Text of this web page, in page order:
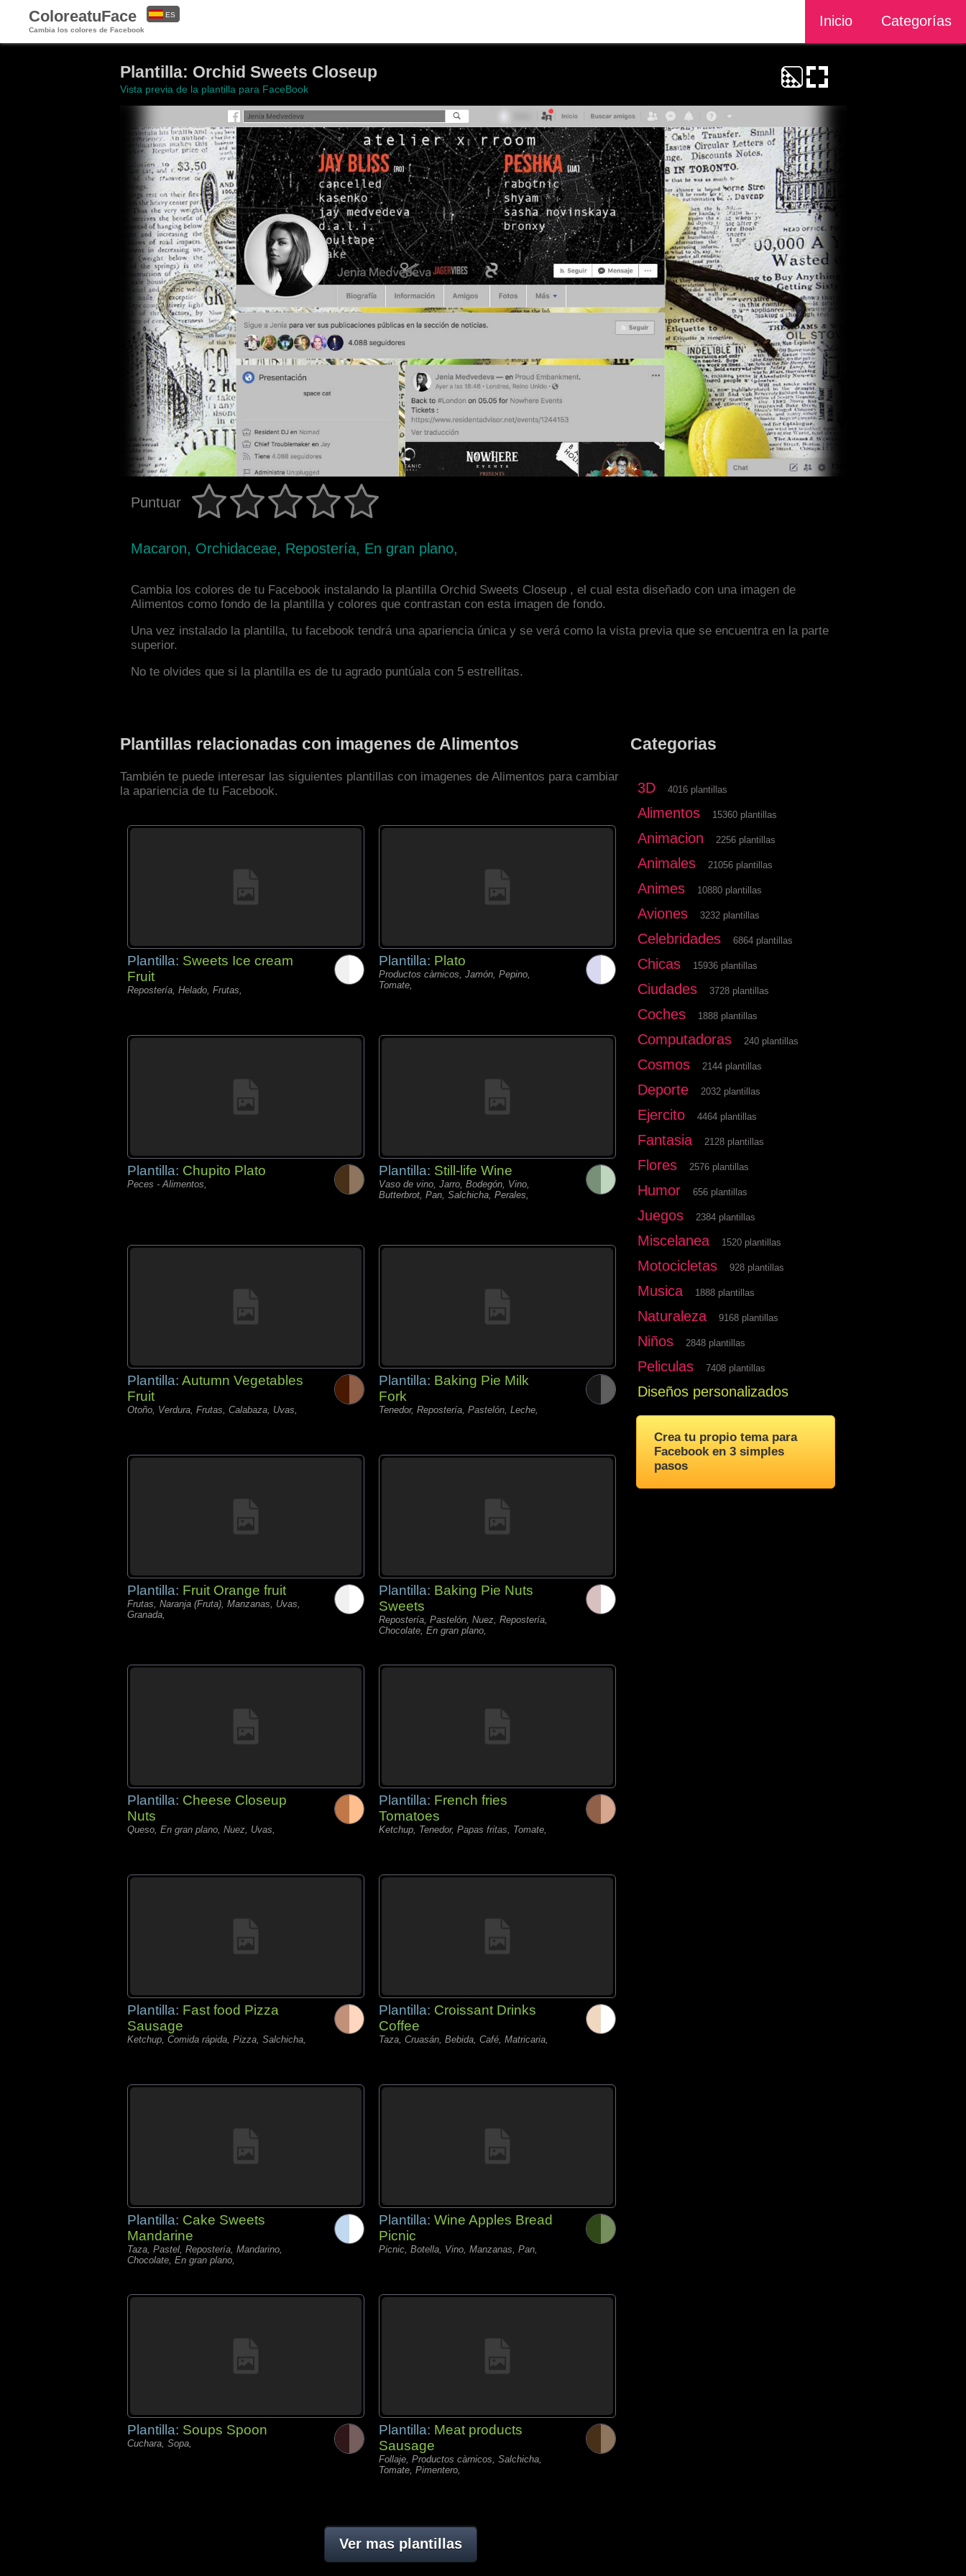
ColoreatuFace
Cambia los colores de Facebook
Inicio Categorías
ES
Plantilla: Orchid Sweets Closeup
Vista previa de la plantilla para FaceBook
Puntuar
Macaron, Orchidaceae, Repostería, En gran plano,
Cambia los colores de tu Facebook instalando la plantilla Orchid Sweets Closeup , el cual esta diseñado con una imagen de
Alimentos como fondo de la plantilla y colores que contrastan con esta imagen de fondo.
Una vez instalado la plantilla, tu facebook tendrá una apariencia única y se verá como la vista previa que se encuentra en la parte
superior.
No te olvides que si la plantilla es de tu agrado puntúala con 5 estrellitas.
Plantillas relacionadas con imagenes de Alimentos
También te puede interesar las siguientes plantillas con imagenes de Alimentos para cambiar
la apariencia de tu Facebook.
Plantilla: Sweets Ice cream
Fruit
Repostería, Helado, Frutas,
Plantilla: Plato
Productos càrnicos, Jamón, Pepino,
Tomate,
Plantilla: Chupito Plato
Peces - Alimentos,
Plantilla: Still-life Wine
Vaso de vino, Jarro, Bodegón, Vino,
Butterbrot, Pan, Salchicha, Perales,
Plantilla: Autumn Vegetables
Fruit
Otoño, Verdura, Frutas, Calabaza, Uvas,
Plantilla: Baking Pie Milk
Fork
Tenedor, Repostería, Pastelón, Leche,
Plantilla: Fruit Orange fruit
Frutas, Naranja (Fruta), Manzanas, Uvas,
Granada,
Plantilla: Baking Pie Nuts
Sweets
Repostería, Pastelón, Nuez, Repostería,
Chocolate, En gran plano,
Plantilla: Cheese Closeup
Nuts
Queso, En gran plano, Nuez, Uvas,
Plantilla: French fries
Tomatoes
Ketchup, Tenedor, Papas fritas, Tomate,
Plantilla: Fast food Pizza
Sausage
Ketchup, Comida rápida, Pizza, Salchicha,
Plantilla: Croissant Drinks
Coffee
Taza, Cruasán, Bebida, Café, Matricaria,
Plantilla: Cake Sweets
Mandarine
Taza, Pastel, Repostería, Mandarino,
Chocolate, En gran plano,
Plantilla: Wine Apples Bread
Picnic
Picnic, Botella, Vino, Manzanas, Pan,
Plantilla: Soups Spoon
Cuchara, Sopa,
Plantilla: Meat products
Sausage
Follaje, Productos càrnicos, Salchicha,
Tomate, Pimentero,
Ver mas plantillas
Categorias
3D 4016 plantillas
Alimentos 15360 plantillas
Animacion 2256 plantillas
Animales 21056 plantillas
Animes 10880 plantillas
Aviones 3232 plantillas
Celebridades 6864 plantillas
Chicas 15936 plantillas
Ciudades 3728 plantillas
Coches 1888 plantillas
Computadoras 240 plantillas
Cosmos 2144 plantillas
Deporte 2032 plantillas
Ejercito 4464 plantillas
Fantasia 2128 plantillas
Flores 2576 plantillas
Humor 656 plantillas
Juegos 2384 plantillas
Miscelanea 1520 plantillas
Motocicletas 928 plantillas
Musica 1888 plantillas
Naturaleza 9168 plantillas
Niños 2848 plantillas
Peliculas 7408 plantillas
Diseños personalizados
Crea tu propio tema para
Facebook en 3 simples
pasos